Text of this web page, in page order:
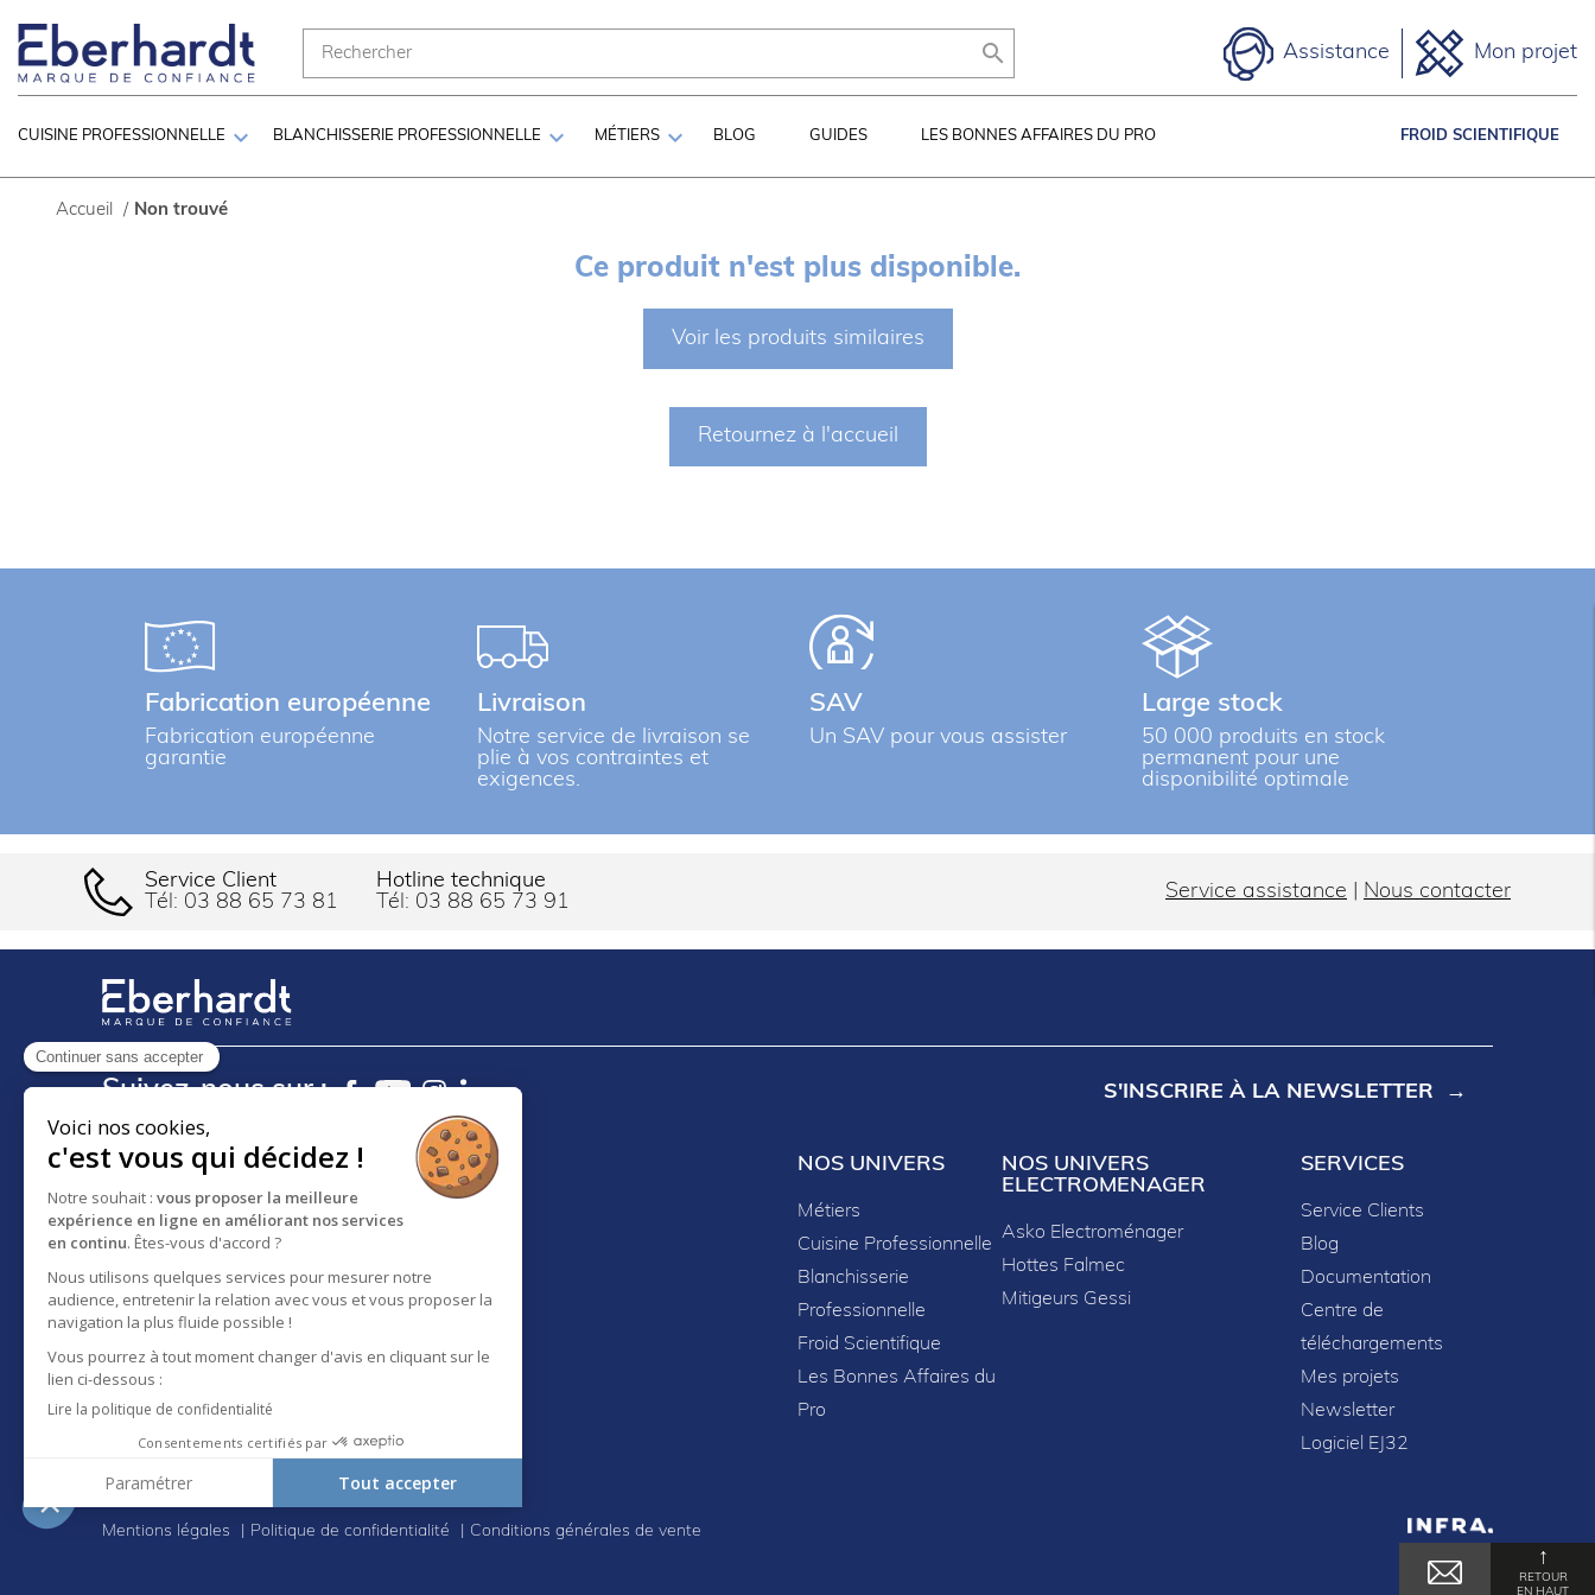
Continuer sans accepter
Voici nos cookies,
c'est vous qui décidez !
Notre souhait : vous proposer la meilleure
expérience en ligne en améliorant nos services
en continu. Êtes-vous d'accord ?
Nous utilisons quelques services pour mesurer notre
audience, entretenir la relation avec vous et vous proposer la
navigation la plus fluide possible !
Vous pourrez à tout moment changer d'avis en cliquant sur le
lien ci-dessous :
Lire la politique de confidentialité
Consentements certifiés par
Paramétrer Tout accepter
Axeptio consent
Plateforme de Gestion du Consentement : Personnalisez vos Options
Notre plateforme vous permet d'adapter et de gérer vos paramètres de confidentialité, en garantissant la conformité avec les réglementations. Personnalisez vos↑
RETOUR
EN HAUT
 Assistance Mon projet
CUISINE PROFESSIONNELLE  BLANCHISSERIE PROFESSIONNELLE  MÉTIERS  BLOG GUIDES LES BONNES AFFAIRES DU PRO FROID SCIENTIFIQUE
Accueil / Non trouvé
Ce produit n'est plus disponible.
Voir les produits similaires
Retournez à l'accueil
Fabrication européenne
Fabrication européenne
garantie
Livraison
Notre service de livraison se
plie à vos contraintes et
exigences.
SAV
Un SAV pour vous assister
Large stock
50 000 produits en stock
permanent pour une
disponibilité optimale
Service Client
Tél: 03 88 65 73 81
Hotline technique
Tél: 03 88 65 73 91 Service assistance Nous contacter
Suivez-nous sur : S'INSCRIRE À LA NEWSLETTER
18 RUE DES FRÈRES EBERTS
BP 30083 - F-67024
STRASBOURG CEDEX 1
03 88 65 73 81
A propos d'Eberhardt
NOS UNIVERS
Métiers
Cuisine Professionnelle
Blanchisserie
Professionnelle
Froid Scientifique
Les Bonnes Affaires du
Pro
NOS UNIVERS
ELECTROMENAGER
Asko Electroménager
Hottes Falmec
Mitigeurs Gessi
SERVICES
Service Clients
Blog
Documentation
Centre de
téléchargements
Mes projets
Newsletter
Logiciel EJ32
Mentions légales Politique de confidentialité Conditions générales de vente